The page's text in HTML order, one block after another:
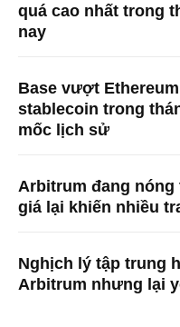
quá cao nhất trong
nay
Base vượt
stablecoin trong
mốc lịch sử
Arbitrum đang
giá lại khiến nhiều
Nghịch lý tập trung
Arbitrum nhưng lại